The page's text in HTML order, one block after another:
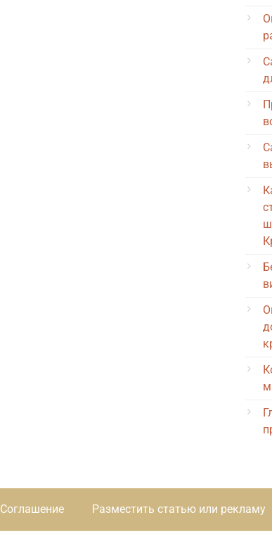
Соглашение Разместить статью или рекламу